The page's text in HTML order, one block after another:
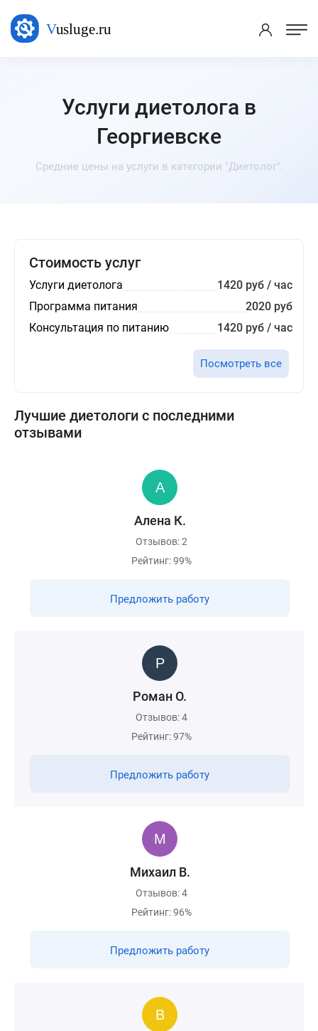
Услуги диетолога в
Георгиевске
Средние цены на услуги в категории "Диетолог".
Стоимость услуг
Услуги диетолога
1420 руб / час
Программа питания
2020 руб
Консультация по питанию
1420 руб / час
Посмотреть все
Лучшие диетологи с последними
отзывами
Алена К.
Отзывов: 2
Рейтинг: 99%
Предложить работу
Роман О.
Отзывов: 4
Рейтинг: 97%
Предложить работу
Михаил В.
Отзывов: 4
Рейтинг: 96%
Предложить работу